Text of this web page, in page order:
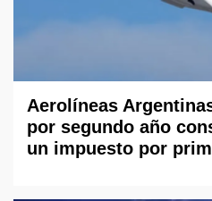
Aerolíneas
por segundo año
un impuesto por